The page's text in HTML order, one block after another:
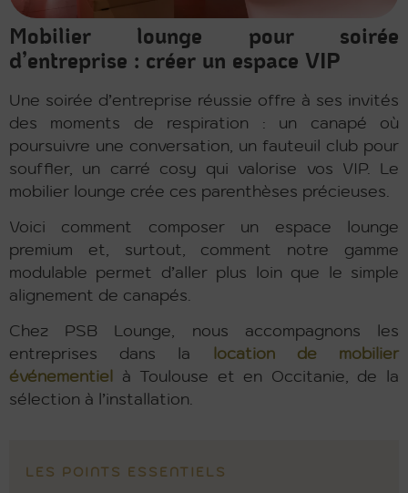
Mobilier lounge pour soirée
d’entreprise : créer un espace VIP
Une soirée d’entreprise réussie offre à ses invités
des moments de respiration : un canapé où
poursuivre une conversation, un fauteuil club pour
souffler, un carré cosy qui valorise vos VIP. Le
mobilier lounge crée ces parenthèses précieuses.
Voici comment composer un espace lounge
premium et, surtout, comment notre gamme
modulable permet d’aller plus loin que le simple
alignement de canapés.
Chez PSB Lounge, nous accompagnons les
entreprises dans la
location de mobilier
événementiel
à Toulouse et en Occitanie, de la
sélection à l’installation.
LES POINTS ESSENTIELS